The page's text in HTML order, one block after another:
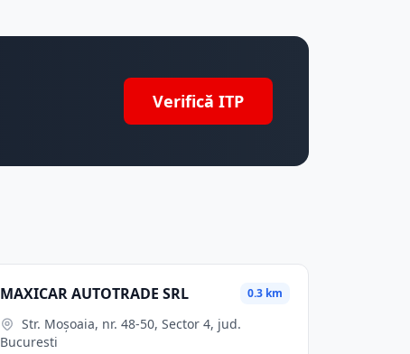
Verifică ITP
MAXICAR AUTOTRADE SRL 0.3 km
Str. Moşoaia, nr. 48-50, Sector 4, jud.
Bucuresti